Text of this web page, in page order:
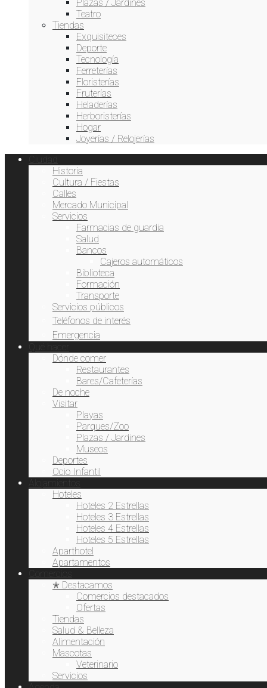
Plazas / Jardines
Teatro
Tiendas
Exquisiteces
Deporte
Tecnología
Ferreterías
Floristerías
Fruterías
Heladerías
Herboristerías
Hogar
Joyerías / Relojerías
Ciudad
Historia
Cultura / Fiestas
Calles
Mercado Municipal
Servicios
Farmacias de guardia
Salud
Bancos
Cajeros automáticos
Biblioteca
Formación
Transporte
Servicios públicos
Teléfonos de interés
Emergencia
Qué hacer
Dónde comer
Restaurantes
Bares/Cafeterías
De noche
Visitar
Playas
Parques/Zoo
Plazas / Jardines
Museos
Deportes
Ocio Infantil
Alojamientos
Hoteles
Hoteles 2 Estrellas
Hoteles 3 Estrellas
Hoteles 4 Estrellas
Hoteles 5 Estrellas
Aparthotel
Apartamentos
Comercios
✭ Destacamos
Comercios destacados
Ofertas
Tiendas
Salud & Belleza
Alimentación
Mascotas
Veterinario
Servicios
Lo primero que debemos hacer es pulsar en el icono de
acceso a Internet. Cuando tengamos la web
www.puertodelacruz.mobi cargada pulsamos en el icono que
hay en la parte superior derecha de nuestra pantalla [lo
pueden ver en las capturas debajo de este texto] para que
nos salga el menú con todas las opciones disponibles. En
ese menú seleccionaremos la opción “
allí buscamos el marcador que queramos tener en nuestro
escritorio y pulsamos sobre el hasta que nos salga un nuevo
menú. Ahí buscaremos la opción “
“, pulsa sobre ella y ya tendrás el acceso directo
creado.